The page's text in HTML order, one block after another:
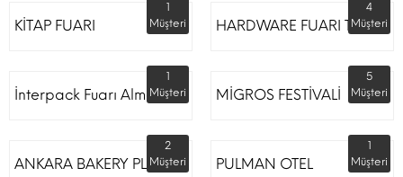
KİTAP FUARI
1
Müşteri
HARDWARE FUARI TÜYAP
4
Müşteri
İnterpack Fuarı Almanya
1
Müşteri
MİGROS FESTİVALİ
5
Müşteri
ANKARA BAKERY PLUS
2
Müşteri
PULMAN OTEL
1
Müşteri